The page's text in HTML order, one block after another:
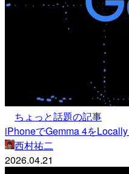
ちょっと話題の記事
iPhoneでGemma 4を
西村祐二
2026.04.21